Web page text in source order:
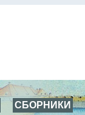
СБОРНИКИ